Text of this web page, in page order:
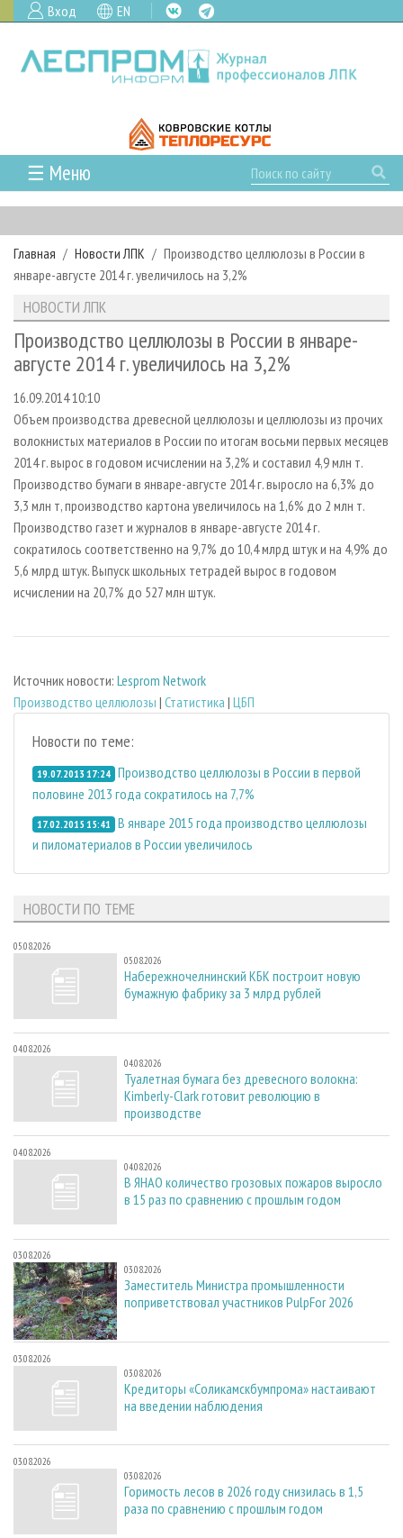
Вход EN
☰ Меню
ГЛАВНАЯ
РУБРИКИ И ТЕМЫ
РУБРИКИ ЖУРНАЛА
ЛЕСОЗАГОТОВКА
ЛЕСОПИЛЕНИЕ
СУШКА ДРЕВЕСИНЫ
ПРОИЗВОДСТВО ДРЕВЕСНЫХ ПЛИТ
ДЕРЕВЯННОЕ ДОМОСТРОЕНИЕ
ПРОИЗВОДСТВО МЕБЕЛИ
БИОЭНЕРГЕТИКА
ЦБП
ИНСТРУМЕНТ И МАТЕРИАЛЫ
НОВОСТИ
НОВОСТИ ЛПК
НОВОСТИ ЖУРНАЛА
ПРОЕКТЫ ЛПИ
АНАЛИТИКА
ПРЕДПРИЯТИЯ ЛПК
ПЕРСОНЫ
МОБИЛЬНЫЕ ВЫСТАВКИ
ОФИЦИАЛЬНЫЕ ДЕЛЕГАЦИИ
ПРИОРИТЕТНЫЕ ИНВЕСТПРОЕКТЫ
RUSSIAN FORESTRY REVIEW
ГАЗЕТА ЛЕСПРОМФОРУМ
БИБЛИОТЕКА СПЕЦИАЛИСТА
АРХИВ ЖУРНАЛОВ
О ЖУРНАЛЕ
ПОДПИСКА
КОНТАКТЫ
РЕКЛАМОДАТЕЛЯМ
РЕКЛАМА
РЕКЛАМА НА САЙТЕ
Главная Новости ЛПК
Производство целлюлозы в России в
январе-августе 2014 г. увеличилось на 3,2%
НОВОСТИ ЛПК
Производство целлюлозы в России в январе-
августе 2014 г. увеличилось на 3,2%
16.09.2014 10:10
Объем производства древесной целлюлозы и целлюлозы из прочих
волокнистых материалов в России по итогам восьми первых месяцев
2014 г. вырос в годовом исчислении на 3,2% и составил 4,9 млн т.
Производство бумаги в январе-августе 2014 г. выросло на 6,3% до
3,3 млн т, производство картона увеличилось на 1,6% до 2 млн т.
Производство газет и журналов в январе-августе 2014 г.
сократилось соответственно на 9,7% до 10,4 млрд штук и на 4,9% до
5,6 млрд штук. Выпуск школьных тетрадей вырос в годовом
исчислении на 20,7% до 527 млн штук.
Источник новости: Lesprom Network
Производство целлюлозы | Статистика | ЦБП
Новости по теме:
19.07.2013 17:24 Производство целлюлозы в России в первой
половине 2013 года сократилось на 7,7%
17.02.2015 15:41 В январе 2015 года производство целлюлозы
и пиломатериалов в России увеличилось
НОВОСТИ ПО ТЕМЕ
05.08.2026
05.08.2026
Набережночелнинский КБК построит новую
бумажную фабрику за 3 млрд рублей
04.08.2026
04.08.2026
Туалетная бумага без древесного волокна:
Kimberly-Clark готовит революцию в
производстве
04.08.2026
04.08.2026
В ЯНАО количество грозовых пожаров выросло
в 15 раз по сравнению с прошлым годом
03.08.2026
03.08.2026
Заместитель Министра промышленности
поприветствовал участников PulpFor 2026
03.08.2026
03.08.2026
Кредиторы «Соликамскбумпрома» настаивают
на введении наблюдения
03.08.2026
03.08.2026
Горимость лесов в 2026 году снизилась в 1,5
раза по сравнению с прошлым годом